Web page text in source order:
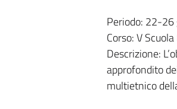
Periodo: 22-
Corso: V
Descrizione:
approfondito
multietnico